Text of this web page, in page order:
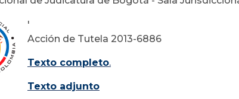
'
Acción de Tutela 2013-6886
Texto completo.
Texto adjunto